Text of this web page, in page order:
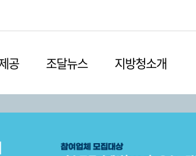
공 조달뉴스 지방청소개